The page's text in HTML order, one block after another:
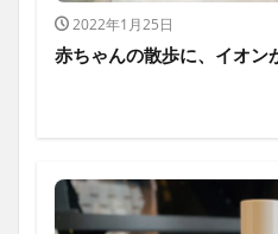
2022年1月25日
赤ちゃんの散歩に、イオン